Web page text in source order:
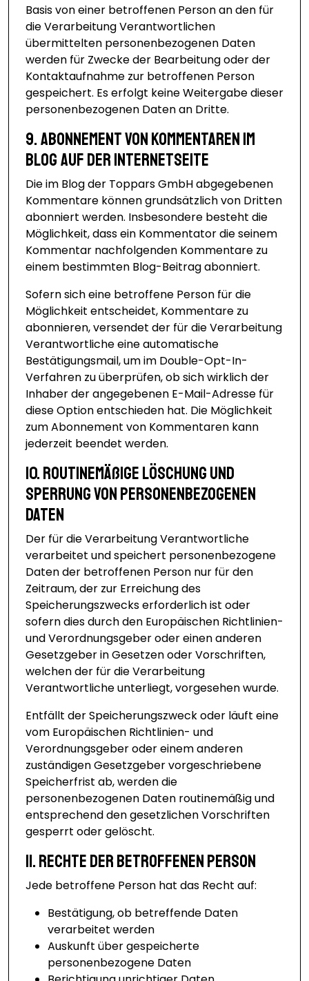
Basis von einer betroffenen Person an den für
die Verarbeitung Verantwortlichen
übermittelten personenbezogenen Daten
werden für Zwecke der Bearbeitung oder der
Kontaktaufnahme zur betroffenen Person
gespeichert. Es erfolgt keine Weitergabe dieser
personenbezogenen Daten an Dritte.
9. Abonnement von Kommentaren im
Blog auf der Internetseite
Die im Blog der Toppars GmbH abgegebenen
Kommentare können grundsätzlich von Dritten
abonniert werden. Insbesondere besteht die
Möglichkeit, dass ein Kommentator die seinem
Kommentar nachfolgenden Kommentare zu
einem bestimmten Blog-Beitrag abonniert.
Sofern sich eine betroffene Person für die
Möglichkeit entscheidet, Kommentare zu
abonnieren, versendet der für die Verarbeitung
Verantwortliche eine automatische
Bestätigungsmail, um im Double-Opt-In-
Verfahren zu überprüfen, ob sich wirklich der
Inhaber der angegebenen E-Mail-Adresse für
diese Option entschieden hat. Die Möglichkeit
zum Abonnement von Kommentaren kann
jederzeit beendet werden.
10. Routinemäßige Löschung und
Sperrung von personenbezogenen
Daten
Der für die Verarbeitung Verantwortliche
verarbeitet und speichert personenbezogene
Daten der betroffenen Person nur für den
Zeitraum, der zur Erreichung des
Speicherungszwecks erforderlich ist oder
sofern dies durch den Europäischen Richtlinien-
und Verordnungsgeber oder einen anderen
Gesetzgeber in Gesetzen oder Vorschriften,
welchen der für die Verarbeitung
Verantwortliche unterliegt, vorgesehen wurde.
Entfällt der Speicherungszweck oder läuft eine
vom Europäischen Richtlinien- und
Verordnungsgeber oder einem anderen
zuständigen Gesetzgeber vorgeschriebene
Speicherfrist ab, werden die
personenbezogenen Daten routinemäßig und
entsprechend den gesetzlichen Vorschriften
gesperrt oder gelöscht.
11. Rechte der betroffenen Person
Jede betroffene Person hat das Recht auf:
Bestätigung, ob betreffende Daten
verarbeitet werden
Auskunft über gespeicherte
personenbezogene Daten